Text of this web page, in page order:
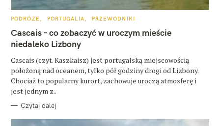
K
T
E
G
O
I
PODRÓŻE PORTUGALIA PRZEWODNIKI
Cascais – co zobaczyć w uroczym mieście
niedaleko Lizbony
Cascais (czyt. Kaszkaisz) jest portugalską miejscowością
położoną nad oceanem, tylko pół godziny drogi od Lizbony.
Chociaż to popularny kurort, zachowuje uroczą atmosferę i
jest jednym z..
Czytaj dalej
k
a
j
: